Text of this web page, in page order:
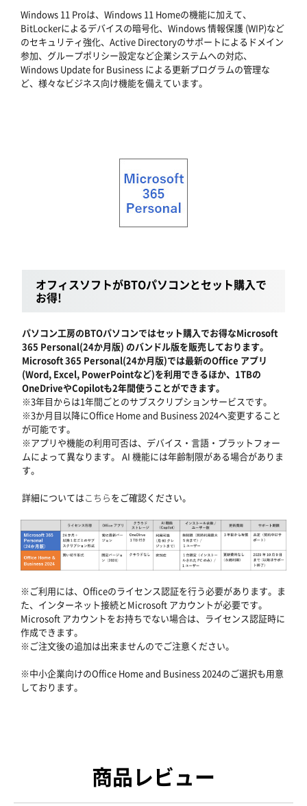
Windows 11 Proは、Windows 11 Homeの機能に加えて、
BitLockerによるデバイスの暗号化、Windows 情報保護 (WIP)など
のセキュリティ強化、Active Directoryのサポートによるドメイン
参加、グループポリシー設定など企業システムへの対応、
Windows Update for Business による更新プログラムの管理な
ど、様々なビジネス向け機能を備えています。
オフィスソフトがBTOパソコンとセット購入で
お得!
パソコン工房のBTOパソコンではセット購入でお得なMicrosoft
365 Personal(24か月版) のバンドル版を販売しております。
Microsoft 365 Personal(24か月版)では最新のOffice アプリ
(Word, Excel, PowerPointなど)を利用できるほか、1TBの
OneDriveやCopilotも2年間使うことができます。
※3年目からは1年間ごとのサブスクリプションサービスです。
※3か月目以降にOffice Home and Business 2024へ変更すること
が可能です。
※アプリや機能の利用可否は、デバイス・言語・プラットフォー
ムによって異なります。 AI 機能には年齢制限がある場合がありま
す。
詳細についてはこちらをご確認ください。
※ご利用には、Officeのライセンス認証を行う必要があります。ま
た、インターネット接続とMicrosoft アカウントが必要です。
Microsoft アカウントをお持ちでない場合は、ライセンス認証時に
作成できます。
※ご注文後の追加は出来ませんのでご注意ください。
※中小企業向けのOffice Home and Business 2024のご選択も用意
しております。
商品レビュー